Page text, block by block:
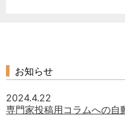
お知らせ
2024.4.22
専門家投稿用コラムへの自